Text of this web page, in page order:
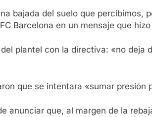
bajada del suelo que
Barcelona en un mensaje que
plantel con la directiva: «no deja
que se intentara «sumar
anunciar que, al margen de la